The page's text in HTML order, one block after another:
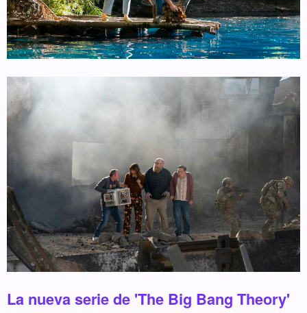
La nueva serie de 'The Big Bang Theory'